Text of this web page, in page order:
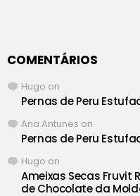
COMENTÁRIOS
Hugo on
Pernas de Peru
Ana Antunes on
Pernas de Peru
Hugo on
Ameixas Secas Fruvit
de Chocolate da